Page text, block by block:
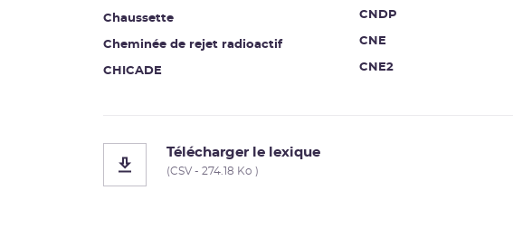
Chaussette
Cheminée de rejet radioactif
CHICADE
CNDP
CNE
CNE2
Télécharger le lexique
(CSV - 274.18 Ko )